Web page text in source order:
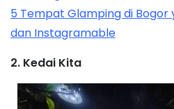
5 Tempat Glamping di Bogor
dan Instagramable
2. Kedai Kita